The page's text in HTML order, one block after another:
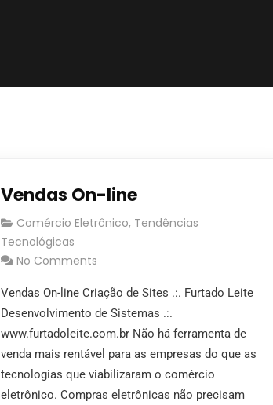
Vendas On-line
Comércio Eletrônico, Tendências
Tecnológicas
No Comments
Vendas On-line Criação de Sites .:. Furtado Leite
Desenvolvimento de Sistemas .:.
www.furtadoleite.com.br Não há ferramenta de
venda mais rentável para as empresas do que as
tecnologias que viabilizaram o comércio
eletrônico. Compras eletrônicas não precisam